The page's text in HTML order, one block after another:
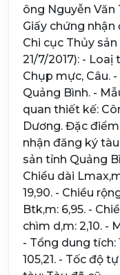
ông Nguyễn
Giấy chứng
Chi cục Thủy
21/7/2017): -
Chụp mực, Câu.
Quảng Bình. -
quan thiết kế:
Dương. Đặc
nhận đăng ký
sản tỉnh Quảng
Chiều dài
19,90. - Chiều
Btk,m: 6,95. -
chìm d,m: 2,10. -
- Tổng dung tích:
105,21. - Tốc độ